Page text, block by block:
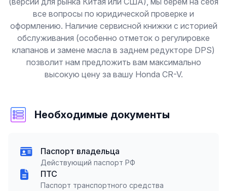
все вопросы по юридической проверке и
оформлению. Наличие сервисной книжки с историей
обслуживания (особенно отметок о регулировке
клапанов и замене масла в заднем редукторе DPS)
позволит нам предложить вам максимально
высокую цену за вашу Honda CR-V.
Необходимые документы
Паспорт владельца
Действующий паспорт РФ
ПТС
Паспорт транспортного средства